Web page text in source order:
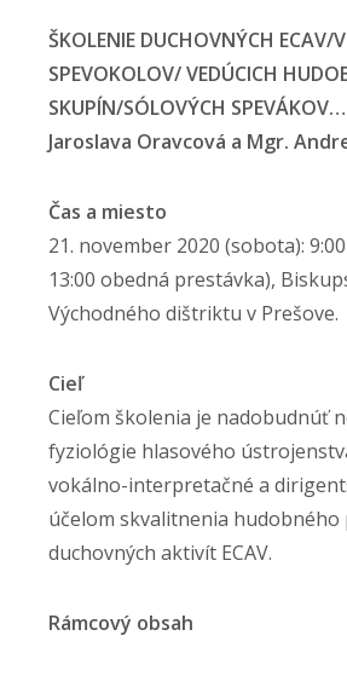
ŠKOLENIE DUCHOVNÝCH ECAV/
SPEVOKOLOV/ VEDÚCICH
SKUPÍN/SÓLOVÝCH
Jaroslava Oravcová a Mgr.
Čas a miesto
21. november 2020 (sobota):
13:00 obedná prestávka),
Východného dištriktu v Prešove.
Cieľ
Cieľom školenia je nadobudnúť
fyziológie hlasového
vokálno-interpretačné a
účelom skvalitnenia hudobného
duchovných aktivít ECAV.
Rámcový obsah